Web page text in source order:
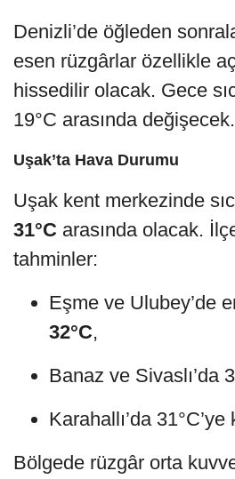
Denizli’de öğleden
esen rüzgârlar özellikle
hissedilir olacak. Gece
19°C arasında değişecek.
Uşak’ta Hava Durumu
Uşak kent merkezinde
31°C arasında olacak.
tahminler:
Eşme ve Ulubey’de
32°C,
Banaz ve Sivaslı’da
Karahallı’da
Bölgede rüzgâr orta